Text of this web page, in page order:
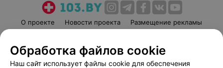
О проекте Новости проекта
Размещение рекламы
Пользовательское соглашение
Способы оплаты
Вакансии
Партнеры
Обработка файлов cookie
Наш сайт использует файлы cookie для обеспечения